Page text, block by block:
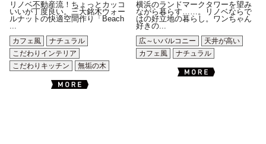
リノベ不動産流！ちょっとカッコ
いいが丁度良い。三大銘木ウォー
ルナットの快適空間作り「Beach
...
カフェ風
ナチュラル
こだわりインテリア
こだわりキッチン
無垢の木
横浜のランドマークタワーを望み
ながら暮らす……。リノベならで
はの好立地の暮らし。ワンちゃん
好きの...
広～いバルコニー
天井が高い
カフェ風
ナチュラル